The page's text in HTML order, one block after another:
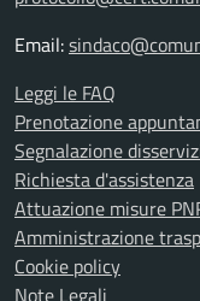
Email:
Leggi le FAQ
Prenotazione
Segnalazione
Richiesta d'assistenza
Attuazione misure
Amministrazione
Cookie policy
Note Legali